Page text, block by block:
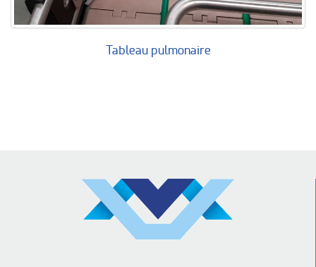
Tableau pulmonaire